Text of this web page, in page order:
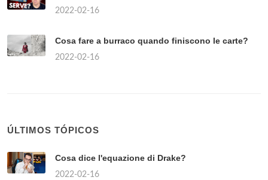
2022-02-16
Cosa fare a burraco quando finiscono le carte?
2022-02-16
ÚLTIMOS TÓPICOS
Cosa dice l'equazione di Drake?
2022-02-16